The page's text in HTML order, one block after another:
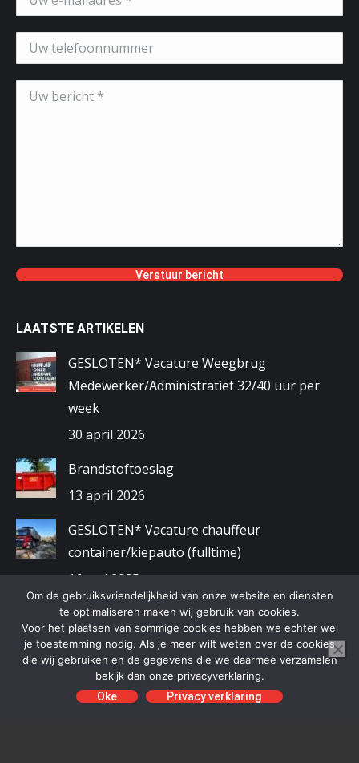
LAATSTE ARTIKELEN
GESLOTEN* Vacature Weegbrug
Medewerker/Administratief 32/40 uur per
week
30 april 2026
Brandstoftoeslag
13 april 2026
GESLOTEN* Vacature chauffeur
container/kiepauto (fulltime)
16 mei 2025
Gewijzigde openingstijden kerstvakantie
2024/2025
9 december 2024
Om de gebruiksvriendelijkheid van onze website en diensten
te optimaliseren maken wij gebruik van cookies.
Voor het plaatsen van sommige cookies hebben we echter wel
je toestemming nodig. Als je meer wilt weten over de cookies
die wij gebruiken en de gegevens die we daarmee verzamelen
bekijk dan onze privacyverklaring.
Oke
Privacy verklaring